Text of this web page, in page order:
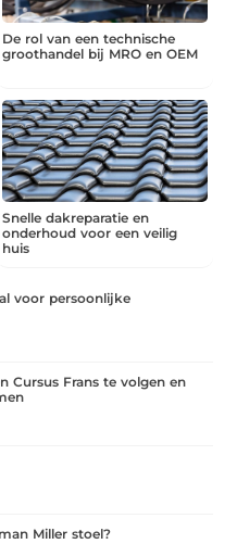
De rol van een technische
groothandel bij MRO en OEM
Snelle dakreparatie en
onderhoud voor een veilig
huis
voor persoonlijke
Cursus Frans te volgen en
Miller stoel?